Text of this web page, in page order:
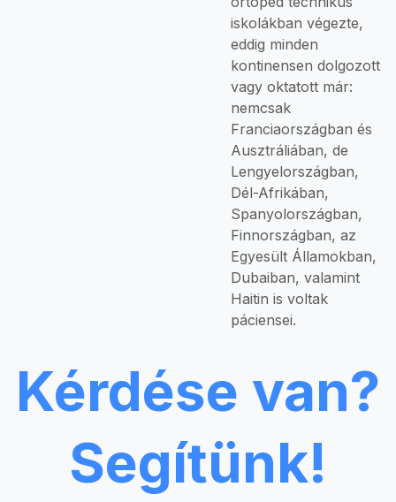
iskolákban végezte,
eddig minden
kontinensen dolgozott
vagy oktatott már:
nemcsak
Franciaországban és
Ausztráliában, de
Lengyelországban,
Dél-Afrikában,
Spanyolországban,
Finnországban, az
Egyesült Államokban,
Dubaiban, valamint
Haitin is voltak
páciensei.
Kérdése van?
Segítünk!